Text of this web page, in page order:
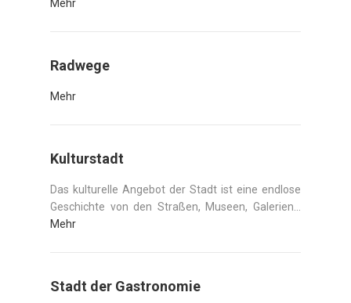
Mehr
Radwege
Mehr
Kulturstadt
Das kulturelle Angebot der Stadt ist eine endlose
Geschichte von den Straßen, Museen, Galerien...
Mehr
Stadt der Gastronomie